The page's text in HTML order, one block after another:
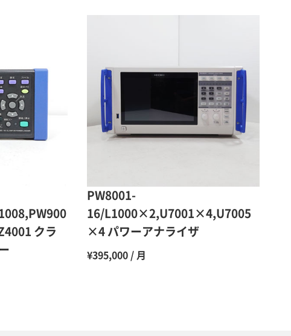
50％（割引率50％）
48％（割引率52％）
47％（割引率53％）
クラ
PW8001-
16/L1000×2,U7001×4,U7005
×4 パワーアナライザ
¥395,000 / 月